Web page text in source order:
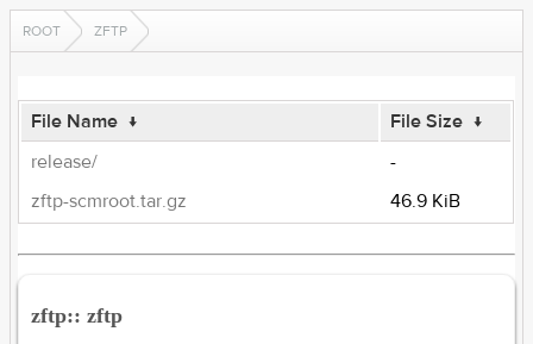
ROOT ZFTP
File Name ↓ File Size ↓
release/
-
zftp-scmroot.tar.gz
46.9 KiB
zftp:: zftp